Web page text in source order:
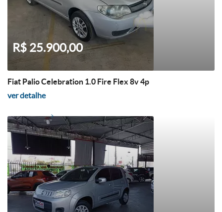
R$ 25.900,00
Fiat Palio Celebration 1.0 Fire Flex 8v 4p
ver detalhe